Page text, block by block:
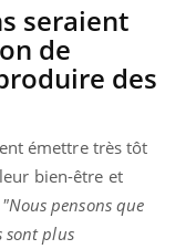
seraient
de
des
émettre très tôt
bien-être et
"Nous pensons que
sont plus